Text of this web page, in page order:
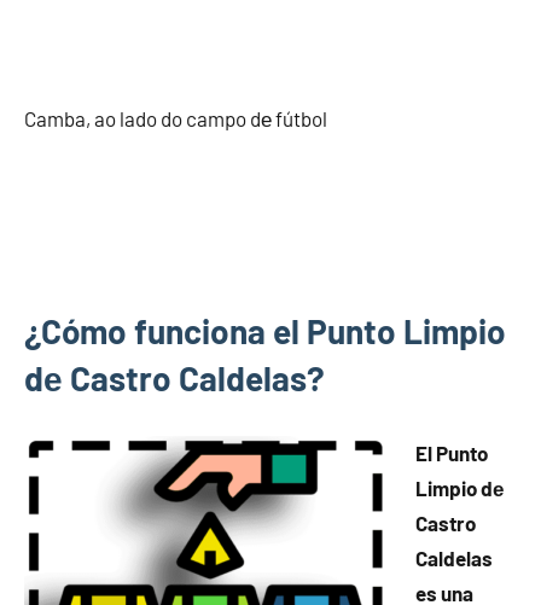
Camba, ao lado do campo dе fútbol
¿Cómo funciona el Punto Limpio
dе Castro Caldelas?
El Punto
Limpio dе
Castro
Caldelas
es una